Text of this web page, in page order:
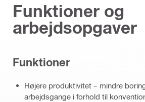
Funktioner og
arbejdsopgaver
Funktioner
Højere produktivitet – mindre
arbejdsgange i forhold til